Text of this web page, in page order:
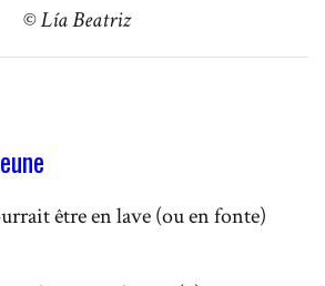
©Lía Beatriz
être en lave (ou en fonte)